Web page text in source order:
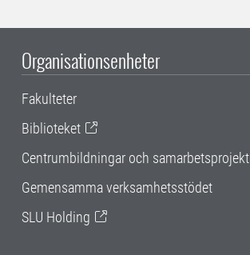
Organisationsenheter
Fakulteter
Biblioteket
Centrumbildningar och samarbetsprojekt
Gemensamma verksamhetsstödet
SLU Holding